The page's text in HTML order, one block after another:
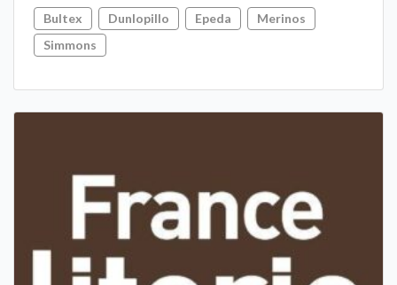
Bultex Dunlopillo Epeda
Merinos
Simmons